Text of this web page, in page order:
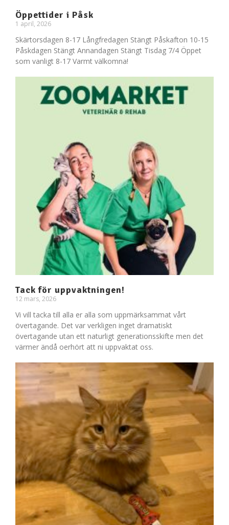
Öppettider i Påsk
1 april, 2026
Skärtorsdagen 8-17 Långfredagen Stängt Påskafton 10-15
Påskdagen Stängt Annandagen Stängt Tisdag 7/4 Öppet
som vanligt 8-17 Varmt välkomna!
Tack för uppvaktningen!
12 mars, 2026
Vi vill tacka till alla er alla som uppmärksammat vårt
övertagande. Det var verkligen inget dramatiskt
övertagande utan ett naturligt generationsskifte men det
värmer ändå oerhört att ni uppvaktat oss.